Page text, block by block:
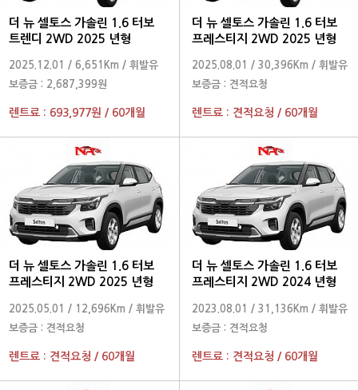
더 뉴 셀토스 가솔린 1.6 터보
트렌디 2WD 2025 년형
2025.12.01 / 6,651Km / 휘발유
보증금 : 2,687,399원
렌트료 : 693,977원 / 60개월
더 뉴 셀토스 가솔린 1.6 터보
프레스티지 2WD 2025 년형
2025.08.01 / 30,396Km / 휘발유
보증금 : 견적요청
렌트료 : 견적요청 / 60개월
더 뉴 셀토스 가솔린 1.6 터보
프레스티지 2WD 2025 년형
2025.05.01 / 12,696Km / 휘발유
보증금 : 견적요청
렌트료 : 견적요청 / 60개월
더 뉴 셀토스 가솔린 1.6 터보
프레스티지 2WD 2024 년형
2023.08.01 / 31,136Km / 휘발유
보증금 : 견적요청
렌트료 : 견적요청 / 60개월